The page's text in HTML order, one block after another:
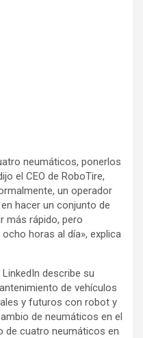
neumáticos, ponerlos
el CEO de RoboTire,
un operador
hacer un conjunto de
más rápido, pero
horas al día», explica
describe su
de vehículos
y futuros con robot y
de neumáticos en el
de cuatro neumáticos en